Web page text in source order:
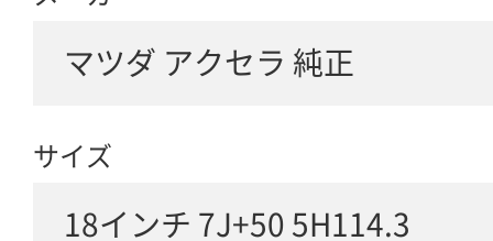
マツダ アクセラ 純正
サイズ
18インチ 7J+50 5H114.3